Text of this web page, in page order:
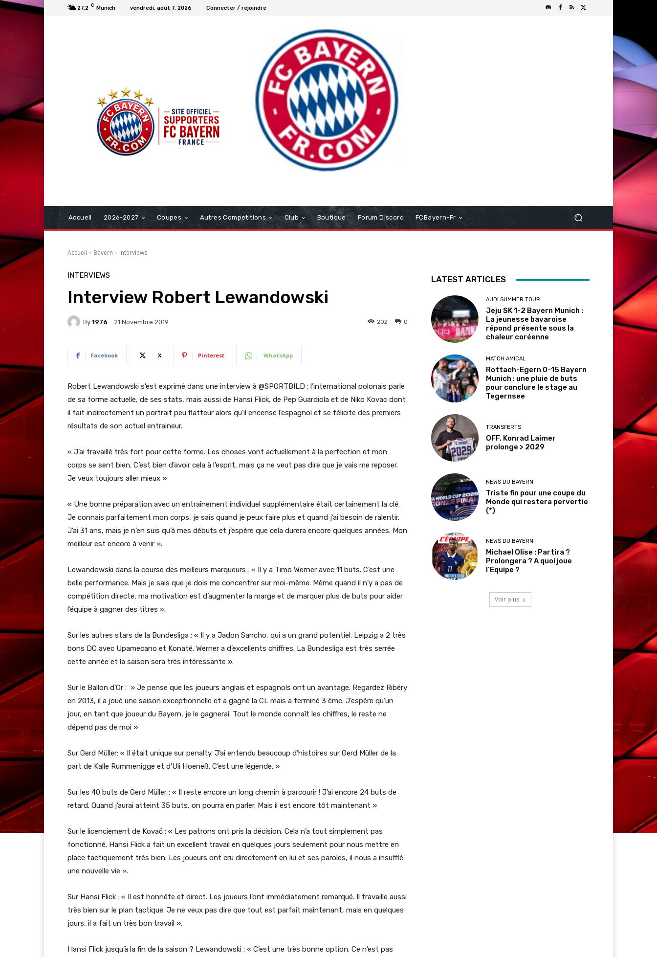
27.2 C Munich vendredi, août 7, 2026 Connecter / rejoindre
Accueil 2026-2027 Coupes Autres Competitions Club Boutique Forum Discord FCBayern-Fr
Accueil Bayern Interviews
INTERVIEWS
Interview Robert Lewandowski
By 1976 21 Novembre 2019 0
202
Facebook X Pinterest WhatsApp
Robert Lewandowski s’est exprimé dans une interview à @SPORTBILD : l’international polonais parle
de sa forme actuelle, de ses stats, mais aussi de Hansi Flick, de Pep Guardiola et de Niko Kovac dont
il fait indirectement un portrait peu flatteur alors qu’il encense l’espagnol et se félicite des premiers
résultats de son actuel entraineur.
« J’ai travaillé très fort pour cette forme. Les choses vont actuellement à la perfection et mon
corps se sent bien. C’est bien d’avoir cela à l’esprit, mais ça ne veut pas dire que je vais me reposer.
Je veux toujours aller mieux »
« Une bonne préparation avec un entraînement individuel supplémentaire était certainement la clé.
Je connais parfaitement mon corps, je sais quand je peux faire plus et quand j’ai besoin de ralentir.
J’ai 31 ans, mais je n’en suis qu’à mes débuts et j’espère que cela durera encore quelques années. Mon
meilleur est encore à venir ».
Lewandowski dans la course des meilleurs marqueurs : « Il y a Timo Werner avec 11 buts. C’est une
belle performance. Mais je sais que je dois me concentrer sur moi-même. Même quand il n’y a pas de
compétition directe, ma motivation est d’augmenter la marge et de marquer plus de buts pour aider
l’équipe à gagner des titres ».
Sur les autres stars de la Bundesliga : « Il y a Jadon Sancho, qui a un grand potentiel. Leipzig a 2 très
bons DC avec Upamecano et Konaté. Werner a d’excellents chiffres. La Bundesliga est très serrée
cette année et la saison sera très intéressante ».
Sur le Ballon d’Or : » Je pense que les joueurs anglais et espagnols ont un avantage. Regardez Ribéry
en 2013, il a joué une saison exceptionnelle et a gagné la CL mais a terminé 3 ème. J’espère qu’un
jour, en tant que joueur du Bayern, je le gagnerai. Tout le monde connaît les chiffres, le reste ne
dépend pas de moi »
Sur Gerd Müller: « Il était unique sur penalty. J’ai entendu beaucoup d’histoires sur Gerd Müller de la
part de Kalle Rummenigge et d’Uli Hoeneß. C’est une légende. »
Sur les 40 buts de Gerd Müller : « Il reste encore un long chemin à parcourir ! J’ai encore 24 buts de
retard. Quand j’aurai atteint 35 buts, on pourra en parler. Mais il est encore tôt maintenant »
Sur le licenciement de Kovač : « Les patrons ont pris la décision. Cela n’a tout simplement pas
fonctionné. Hansi Flick a fait un excellent travail en quelques jours seulement pour nous mettre en
place tactiquement très bien. Les joueurs ont cru directement en lui et ses paroles, il nous a insufflé
une nouvelle vie ».
Sur Hansi Flick : « Il est honnête et direct. Les joueurs l’ont immédiatement remarqué. Il travaille aussi
très bien sur le plan tactique. Je ne veux pas dire que tout est parfait maintenant, mais en quelques
jours, il a fait un très bon travail ».
Hansi Flick jusqu’à la fin de la saison ? Lewandowski : « C’est une très bonne option. Ce n’est pas
LATEST ARTICLES
AUDI SUMMER TOUR
Jeju SK 1-2 Bayern Munich :
La jeunesse bavaroise
répond présente sous la
chaleur coréenne
MATCH AMICAL
Rottach-Egern 0-15 Bayern
Munich : une pluie de buts
pour conclure le stage au
Tegernsee
TRANSFERTS
OFF. Konrad Laimer
prolonge > 2029
NEWS DU BAYERN
Triste fin pour une coupe du
Monde qui restera pervertie
(*)
NEWS DU BAYERN
Michael Olise : Partira ?
Prolongera ? A quoi joue
l’Equipe ?
Voir plus